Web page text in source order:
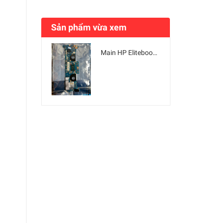
Sản phẩm vừa xem
Main HP Elitebook 1030 G3 CPU SR3L8 / i7-8650U / Ram 8GB DA0Y0PMBAF0